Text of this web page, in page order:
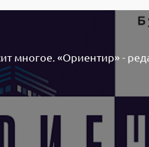
многое. «Ориентир» -